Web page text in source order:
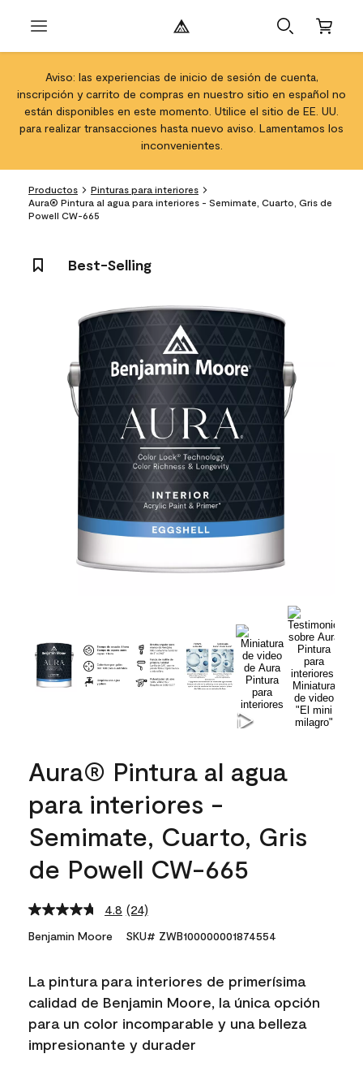
Aviso: las experiencias de inicio de sesión de cuenta,
inscripción y carrito de compras en nuestro sitio en español no
están disponibles en este momento. Utilice el sitio de EE. UU.
para realizar transacciones hasta nuevo aviso. Lamentamos los
inconvenientes.
Productos
Pinturas para interiores
Aura® Pintura al agua para interiores - Semimate, Cuarto, Gris de
Powell CW-665
Best-Selling
Aura® Pintura al agua
para interiores -
Semimate, Cuarto, Gris
de Powell CW-665
4.8 Read
24
Reviews.
link.
(24)
Benjamin Moore SKU# ZWB100000001874554
La pintura para interiores de primerísima
calidad de Benjamin Moore, la única opción
para un color incomparable y una belleza
impresionante y durader